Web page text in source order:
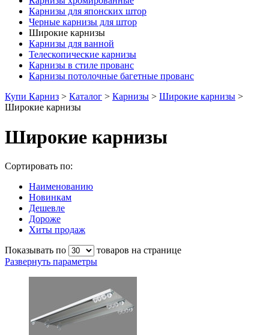
Карнизы для японских штор
Черные карнизы для штор
Широкие карнизы
Карнизы для ванной
Телескопические карнизы
Карнизы в стиле прованс
Карнизы потолочные багетные прованс
Купи Карниз > Каталог > Карнизы > Широкие карнизы >
Широкие карнизы
Широкие карнизы
Сортировать по:
Наименованию
Новинкам
Дешевле
Дороже
Хиты продаж
Показывать по
товаров на странице
Развернуть параметры